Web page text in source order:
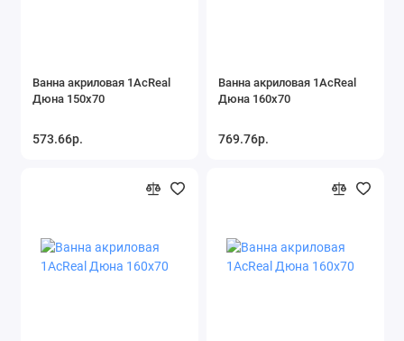
Ванна акриловая 1AcReal
Дюна 150х70
573.66р.
Ванна акриловая 1AcReal
Дюна 160х70
769.76р.